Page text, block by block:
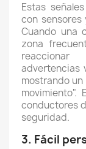
Estas
con
Cuando una
zona
advertencias
mostrando
conductores
seguridad.
3. Fácil